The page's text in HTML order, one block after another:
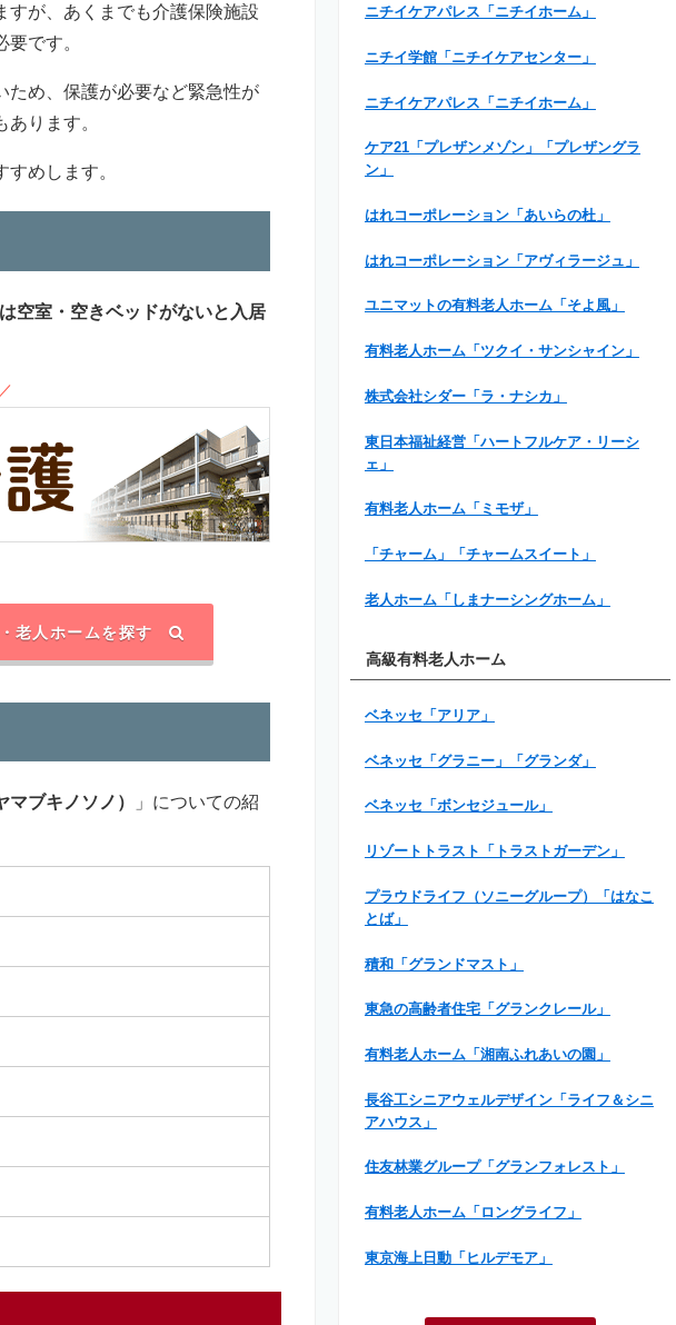
が、あくまでも介護保険施設
です。
め、保護が必要など緊急性が
ります。
めします。
空室・空きベッドがないと入居
／
老人ホームを探す
ブキノソノ）
」についての紹
ニチイケアパレス「ニチイホーム」
ニチイ学館「ニチイケアセンター」
ニチイケアパレス「ニチイホーム」
ケア21「プレザンメゾン」「プレザングラ
ン」
はれコーポレーション「あいらの杜」
はれコーポレーション「アヴィラージュ」
ユニマットの有料老人ホーム「そよ風」
有料老人ホーム「ツクイ・サンシャイン」
株式会社シダー「ラ・ナシカ」
東日本福祉経営「ハートフルケア・リーシ
ェ」
有料老人ホーム「ミモザ」
「チャーム」「チャームスイート」
老人ホーム「しまナーシングホーム」
高級有料老人ホーム
ベネッセ「アリア」
ベネッセ「グラニー」「グランダ」
ベネッセ「ボンセジュール」
リゾートトラスト「トラストガーデン」
プラウドライフ（ソニーグループ）「はなこ
とば」
積和「グランドマスト」
東急の高齢者住宅「グランクレール」
有料老人ホーム「湘南ふれあいの園」
長谷工シニアウェルデザイン「ライフ＆シニ
アハウス」
住友林業グループ「グランフォレスト」
有料老人ホーム「ロングライフ」
東京海上日動「ヒルデモア」